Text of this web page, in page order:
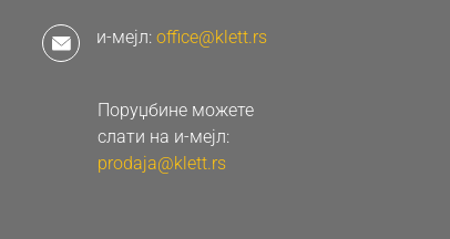
и-мејл: office@klett.rs
Поруџбине можете
слати на и-мејл:
prodaja@klett.rs